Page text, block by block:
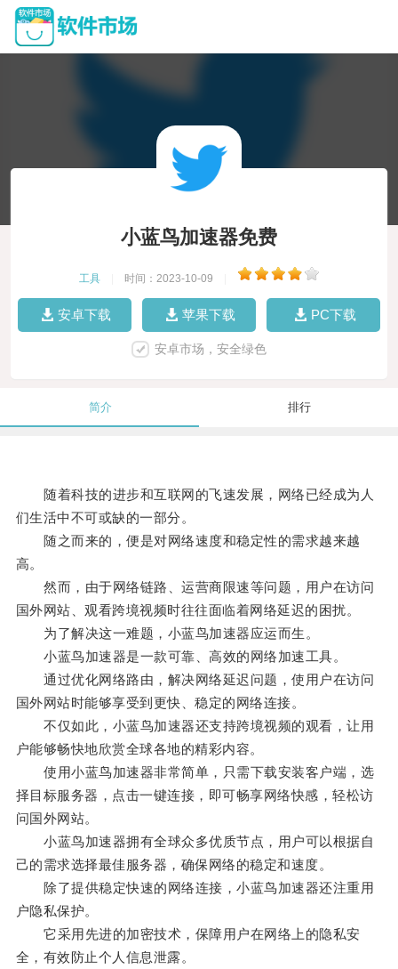
小蓝鸟加速器免费
工具 时间：2023-10-09
安卓下载 苹果下载 PC下载
安卓市场，安全绿色
简介 排行
随着科技的进步和互联网的飞速发展，网络已经成为人
们生活中不可或缺的一部分。
随之而来的，便是对网络速度和稳定性的需求越来越
高。
然而，由于网络链路、运营商限速等问题，用户在访问
国外网站、观看跨境视频时往往面临着网络延迟的困扰。
为了解决这一难题，小蓝鸟加速器应运而生。
小蓝鸟加速器是一款可靠、高效的网络加速工具。
通过优化网络路由，解决网络延迟问题，使用户在访问
国外网站时能够享受到更快、稳定的网络连接。
不仅如此，小蓝鸟加速器还支持跨境视频的观看，让用
户能够畅快地欣赏全球各地的精彩内容。
使用小蓝鸟加速器非常简单，只需下载安装客户端，选
择目标服务器，点击一键连接，即可畅享网络快感，轻松访
问国外网站。
小蓝鸟加速器拥有全球众多优质节点，用户可以根据自
己的需求选择最佳服务器，确保网络的稳定和速度。
除了提供稳定快速的网络连接，小蓝鸟加速器还注重用
户隐私保护。
它采用先进的加密技术，保障用户在网络上的隐私安
全，有效防止个人信息泄露。